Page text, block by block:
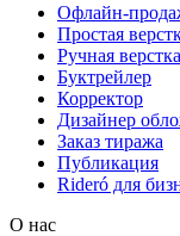
Офлайн-
Простая
Ручная верстка
Буктрейлер
Корректор
Дизайнер
Заказ тиража
Публикация
Rideró для
О нас